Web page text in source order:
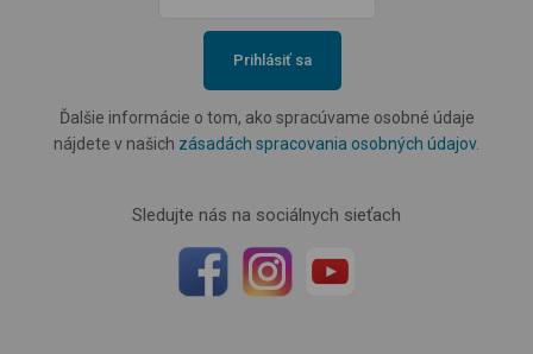
Prihlásiť sa
Ďalšie informácie o tom, ako spracúvame osobné údaje
nájdete v našich zásadách spracovania osobných údajov.
Sledujte nás na sociálnych sieťach